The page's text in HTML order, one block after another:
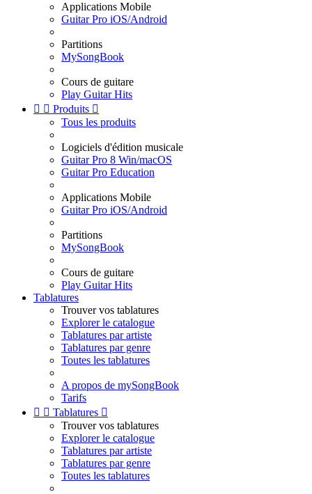
Applications Mobile
Guitar Pro iOS/Android
Partitions
MySongBook
Cours de guitare
Play Guitar Hits
  Produits 
Tous les produits
Logiciels d'édition musicale
Guitar Pro 8 Win/macOS
Guitar Pro Education
Applications Mobile
Guitar Pro iOS/Android
Partitions
MySongBook
Cours de guitare
Play Guitar Hits
Tablatures
Trouver vos tablatures
Explorer le catalogue
Tablatures par artiste
Tablatures par genre
Toutes les tablatures
A propos de mySongBook
Tarifs
  Tablatures 
Trouver vos tablatures
Explorer le catalogue
Tablatures par artiste
Tablatures par genre
Toutes les tablatures